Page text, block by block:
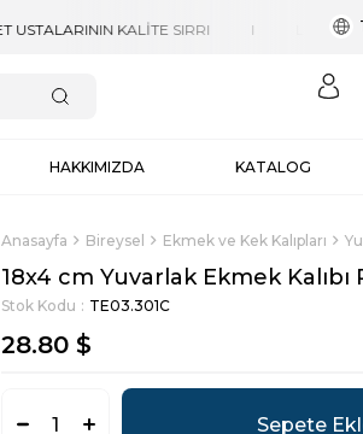
HAKKIMIZDA KATALOG
Anasayfa Bireysel Ekmek ve Kek Kalıpları
18x4 cm Yuvarlak Ekmek
Stok Kodu TE03.301C
28.80 $